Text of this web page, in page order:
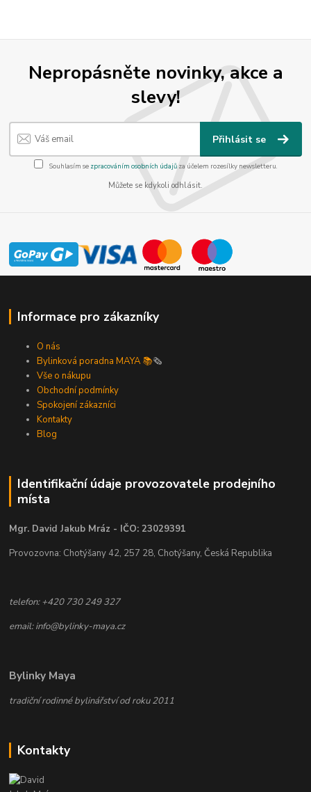
Nepropásněte novinky, akce a
slevy!
Přihlásit se
Souhlasím se zpracováním osobních údajůza účelem rozesílky newsletteru.
Můžete se kdykoli odhlásit.
Informace pro zákazníky
O nás
Bylinková poradna MAYA 📚🗞️
Vše o nákupu
Obchodní podmínky
Spokojení zákazníci
Kontakty
Blog
Identifikační údaje provozovatele prodejního
místa
Mgr. David Jakub Mráz - IČO: 23029391
Provozovna: Chotýšany 42, 257 28, Chotýšany, Česká Republika
telefon: +420 730 249 327
email: info@bylinky-maya.cz
Bylinky Maya
tradiční rodinné bylinářství od roku 2011
Kontakty